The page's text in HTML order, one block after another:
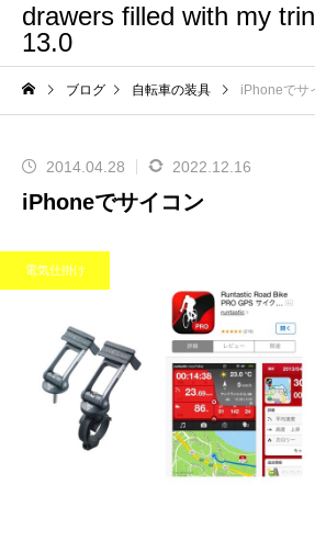
drawers filled with my
13.0
ブログ 自転車の装具 iPhoneでサ
2014.04.28 2022.12.16
iPhoneでサイコン
電気仕掛け